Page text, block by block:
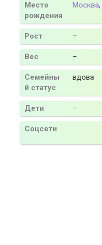
Место
рождения
Москва,
Рост –
Вес –
Семейны
й статус
вдова
Дети –
Соцсети